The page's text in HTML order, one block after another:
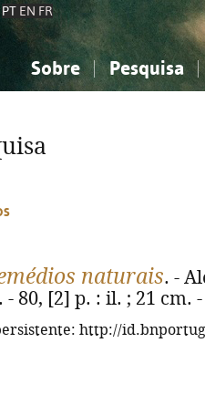
PT EN FR
Sobre Pesquisa
Ciências sociais...
Ciências sociais...
naturais. -
- 80, [2] p. : il. ; 21 cm.
http://